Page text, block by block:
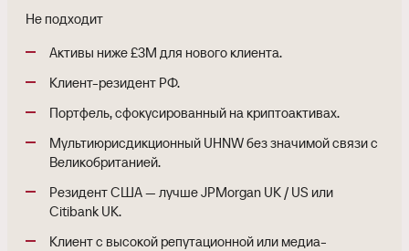
Не подходит
Активы ниже £3M для нового клиента.
Клиент-резидент РФ.
Портфель, сфокусированный на криптоактивах.
Мультиюрисдикционный UHNW без значимой связи с
Великобританией.
Резидент США — лучше JPMorgan UK / US или
Citibank UK.
Клиент с высокой репутационной или медиа-